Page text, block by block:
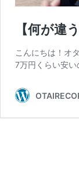
【何が違
こんにちは！オ
7万円くらい安